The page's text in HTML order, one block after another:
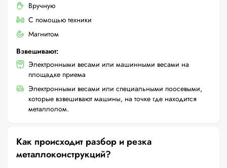
Вручную
С помощью техники
Магнитом
Взвешивают:
Электронными весами или машинными весами на
площадке приема
Электронными весами или специальными поосевыми,
которые взвешивают машины, на точке где находится
металлолом.
Как происходит разбор и резка
металлоконструкций?